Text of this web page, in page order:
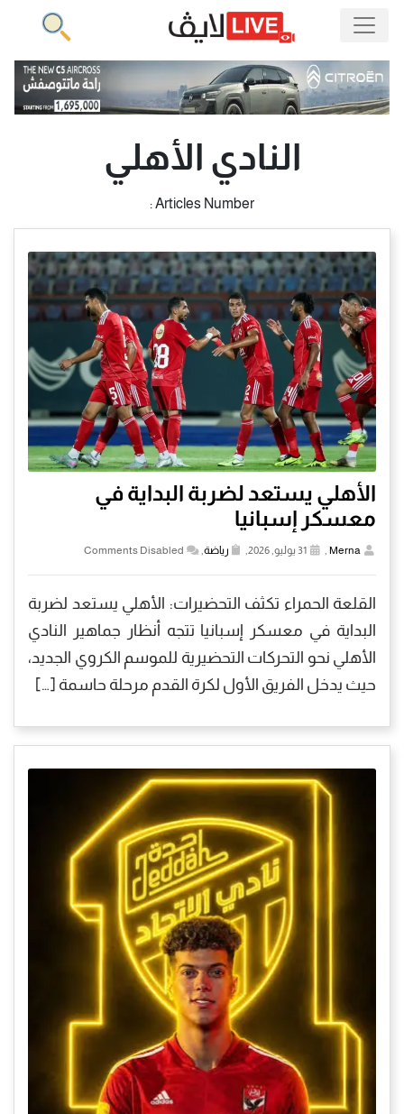
النادي الأهلي
Articles Number :
الأهلي يستعد لضربة البداية في
معسكر إسبانيا
Merna رياضة Comments Disabled
القلعة الحمراء تكثف التحضيرات: الأهلي يستعد لضربة
البداية في معسكر إسبانيا تتجه أنظار جماهير النادي
الأهلي نحو التحركات التحضيرية للموسم الكروي الجديد،
حيث يدخل الفريق الأول لكرة القدم مرحلة حاسمة […]